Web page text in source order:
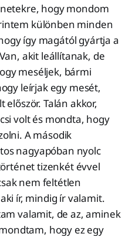
hogy mondom
különben minden
így magától gyártja a
akit leállítanak, de
meséljek, bármi
leírjak egy mesét,
Talán akkor,
volt és mondta, hogy
A második
nagyapóban nyolc
tizenkét évvel
nem feltétlen
ír, mindig ír valamit.
valamit, de az, aminek
hogy ez egy